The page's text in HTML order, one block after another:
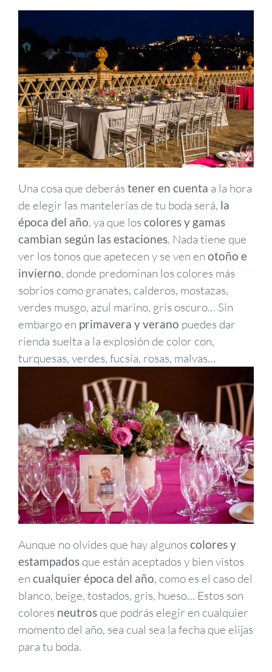
Una cosa que deberás tener en cuenta a la hora
de elegir las mantelerías de tu boda será, la
época del año, ya que los colores y gamas
cambian según las estaciones. Nada tiene que
ver los tonos que apetecen y se ven en otoño e
invierno, donde predominan los colores más
sobrios como granates, calderos, mostazas,
verdes musgo, azul marino, gris oscuro… Sin
embargo en primavera y verano puedes dar
rienda suelta a la explosión de color con,
turquesas, verdes, fucsia, rosas, malvas…
Aunque no olvides que hay algunos colores y
estampadosque están aceptados y bien vistos
en cualquier época del año, como es el caso del
blanco, beige, tostados, gris, hueso… Estos son
colores neutrosque podrás elegir en cualquier
momento del año, sea cual sea la fecha que elijas
para tu boda.